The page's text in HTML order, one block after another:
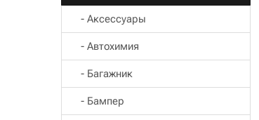
- Aксессуары
- Автохимия
- Багажник
- Бампер